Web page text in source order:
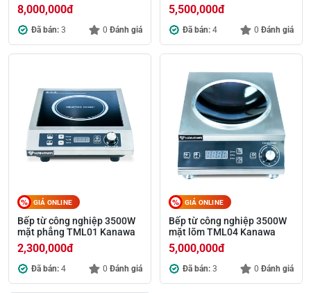
8,000,000đ
Đã bán: 3 0 Đánh giá
5,500,000đ
Đã bán: 4 0 Đánh giá
GIÁ ONLINE
Bếp từ công nghiệp 3500W
mặt phẳng TML01 Kanawa
2,300,000đ
Đã bán: 4 0 Đánh giá
GIÁ ONLINE
Bếp từ công nghiệp 3500W
mặt lõm TML04 Kanawa
5,000,000đ
Đã bán: 3 0 Đánh giá